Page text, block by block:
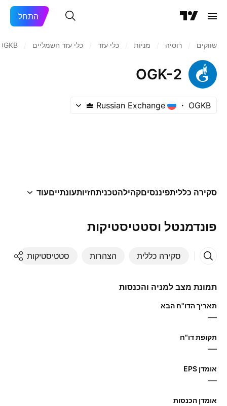
התחל
שווקים רוסיה‏ מניות‏ כלי עזר כלי עזר חשמליים
OGK-2
OGKB
Russian Exchange
סקירה כלליתפיננסיםקהילהטכניתחזיותעונתייםעוד
פונדמנטל וסטטיסטיקות
סקירה כללית הצהרות סטטיסטיקות
תמונת מצב למניה והכנסות
תאריך הדו"ח הבא
—
תקופת דו"ח
—
אומדן EPS
—
אומדן הכנסות